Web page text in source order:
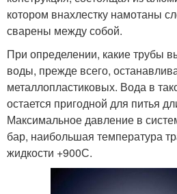
котором внахлестку намотаны
сварены между собой.
При определении, какие трубы
воды, прежде всего,
металлопластиковых. Вода в
остается пригодной для питья
Максимальное давление в
бар, наибольшая температура
жидкости +900С.